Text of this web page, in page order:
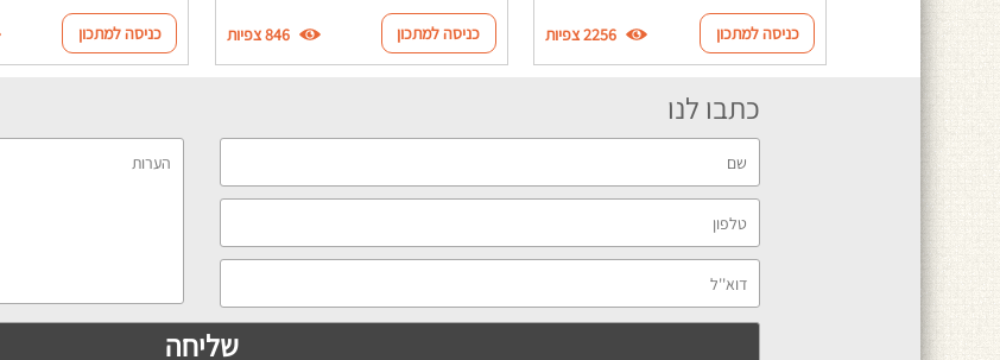
כניסה למתכון 2256 צפיות כניסה למתכון 846 צפיות כניסה למתכון
כתבו לנו